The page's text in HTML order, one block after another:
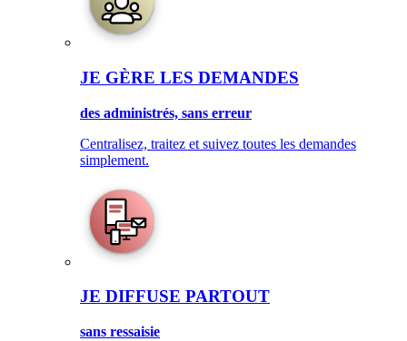
JE GÈRE LES DEMANDES
des administrés, sans erreur
Centralisez, traitez et suivez toutes les demandes
simplement.
JE DIFFUSE PARTOUT
sans ressaisie